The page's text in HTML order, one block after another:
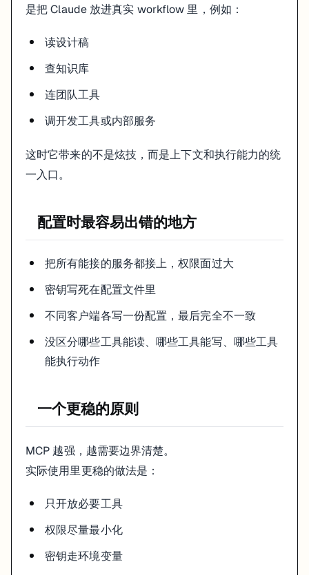
是把 Claude 放进真实 workflow 里，例如：
读设计稿
查知识库
连团队工具
调开发工具或内部服务
这时它带来的不是炫技，而是上下文和执行能力的统
一入口。
配置时最容易出错的地方
把所有能接的服务都接上，权限面过大
密钥写死在配置文件里
不同客户端各写一份配置，最后完全不一致
没区分哪些工具能读、哪些工具能写、哪些工具
能执行动作
一个更稳的原则
MCP 越强，越需要边界清楚。
实际使用里更稳的做法是：
只开放必要工具
权限尽量最小化
密钥走环境变量